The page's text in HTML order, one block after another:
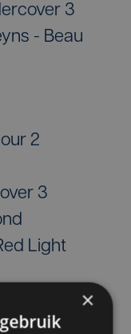
3
- Beau
2
3
Light
×